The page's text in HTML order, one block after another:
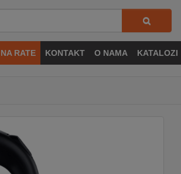
RATE KONTAKT O NAMA KATALOZI